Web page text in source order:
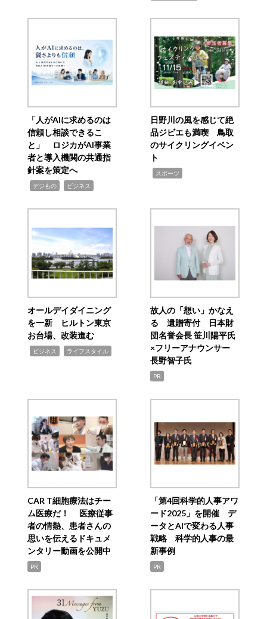
「人がAIに求めるのは
信頼し相談できるこ
と」 ロジカがAI事業
者と導入機関の共通指
針案を策定へ
デジもの ビジネス
日野川の風を感じて絶
品ジビエも満喫 鳥取
のサイクリングイベン
ト
スポーツ
オールデイダイニング
を一新 ヒルトン東京
お台場、改装進む
ビジネス ライフスタイル
故人の「想い」かなえ
る 遺贈寄付 日本財
団名誉会長 笹川陽平氏
×フリーアナウンサー
長野智子氏
PR
CAR T細胞療法はチー
ム医療だ！ 医療従事
者の情熱、患者さんの
思いを伝えるドキュメ
ンタリー動画を公開中
PR
「第4回科学的人事アワ
ード2025」を開催 デ
ータとAIで変わる人事
戦略 科学的人事の最
新事例
PR